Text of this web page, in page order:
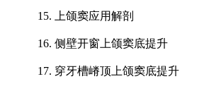
15. 上颌窦应用解剖
16. 侧壁开窗上颌窦底提升
17. 穿牙槽嵴顶上颌窦底提升